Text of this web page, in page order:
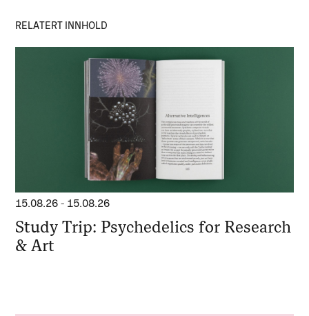
RELATERT INNHOLD
15.08.26 - 15.08.26
Study Trip: Psychedelics for Research
& Art